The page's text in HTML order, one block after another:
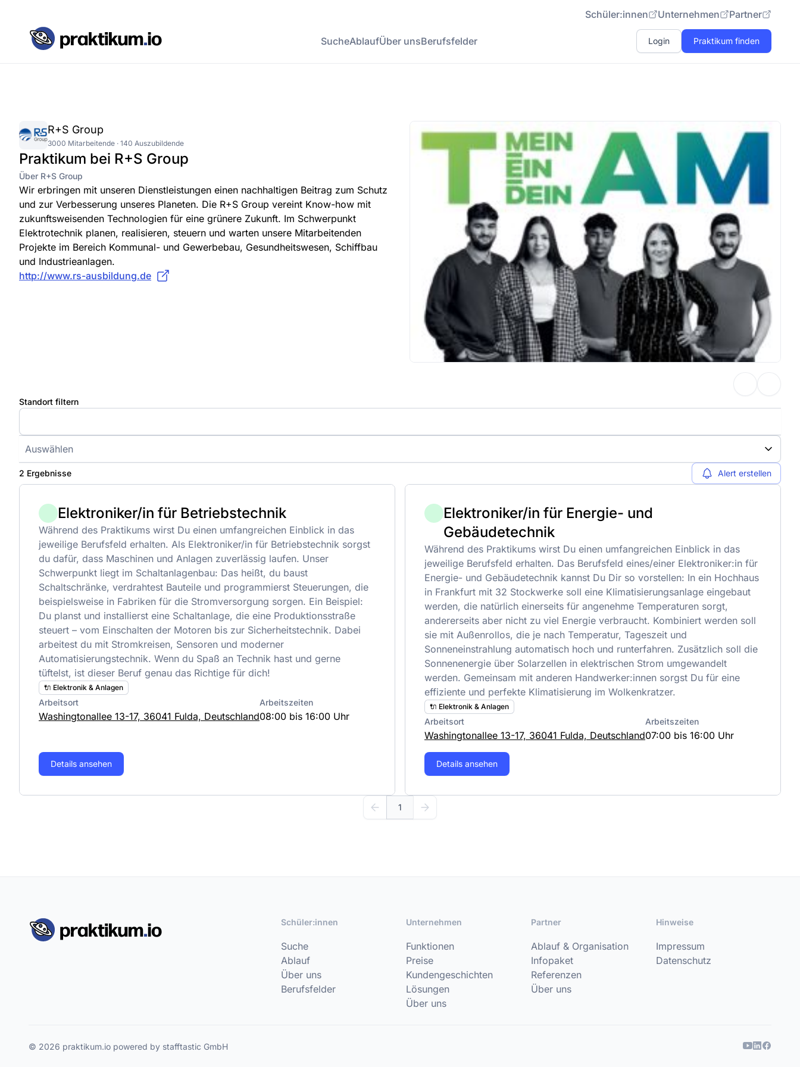
Schüler:innen Unternehmen Partner
SucheAblaufÜber unsBerufsfelder Login Praktikum finden
R+S Group
3000 Mitarbeitende · 140 Auszubildende
Praktikum bei R+S Group
Über R+S Group
Wir erbringen mit unseren Dienstleistungen einen nachhaltigen Beitrag zum Schutz
und zur Verbesserung unseres Planeten. Die R+S Group vereint Know-how mit
zukunftsweisenden Technologien für eine grünere Zukunft. Im Schwerpunkt
Elektrotechnik planen, realisieren, steuern und warten unsere Mitarbeitenden
Projekte im Bereich Kommunal- und Gewerbebau, Gesundheitswesen, Schiffbau
und Industrieanlagen.
http://www.rs-ausbildung.de
Standort filtern
Auswählen
2 Ergebnisse Alert erstellen
Elektroniker/in für Betriebstechnik
Während des Praktikums wirst Du einen umfangreichen Einblick in das
jeweilige Berufsfeld erhalten. Als Elektroniker/in für Betriebstechnik sorgst
du dafür, dass Maschinen und Anlagen zuverlässig laufen. Unser
Schwerpunkt liegt im Schaltanlagenbau: Das heißt, du baust
Schaltschränke, verdrahtest Bauteile und programmierst Steuerungen, die
beispielsweise in Fabriken für die Stromversorgung sorgen. Ein Beispiel:
Du planst und installierst eine Schaltanlage, die eine Produktionsstraße
steuert – vom Einschalten der Motoren bis zur Sicherheitstechnik. Dabei
arbeitest du mit Stromkreisen, Sensoren und moderner
Automatisierungstechnik. Wenn du Spaß an Technik hast und gerne
tüftelst, ist dieser Beruf genau das Richtige für dich!
🔌 Elektronik & Anlagen
Arbeitsort
Washingtonallee 13-17, 36041 Fulda, Deutschland
Arbeitszeiten
08:00 bis 16:00 Uhr
Details ansehen
Elektroniker/in für Energie- und
Gebäudetechnik
Während des Praktikums wirst Du einen umfangreichen Einblick in das
jeweilige Berufsfeld erhalten. Das Berufsfeld eines/einer Elektroniker:in für
Energie- und Gebäudetechnik kannst Du Dir so vorstellen: In ein Hochhaus
in Frankfurt mit 32 Stockwerke soll eine Klimatisierungsanlage eingebaut
werden, die natürlich einerseits für angenehme Temperaturen sorgt,
andererseits aber nicht zu viel Energie verbraucht. Kombiniert werden soll
sie mit Außenrollos, die je nach Temperatur, Tageszeit und
Sonneneinstrahlung automatisch hoch und runterfahren. Zusätzlich soll die
Sonnenenergie über Solarzellen in elektrischen Strom umgewandelt
werden. Gemeinsam mit anderen Handwerker:innen sorgst Du für eine
effiziente und perfekte Klimatisierung im Wolkenkratzer.
🔌 Elektronik & Anlagen
Arbeitsort
Washingtonallee 13-17, 36041 Fulda, Deutschland
Arbeitszeiten
07:00 bis 16:00 Uhr
Details ansehen
1
Schüler:innen
Suche
Ablauf
Über uns
Berufsfelder
Unternehmen
Funktionen
Preise
Kundengeschichten
Lösungen
Über uns
Partner
Ablauf & Organisation
Infopaket
Referenzen
Über uns
Hinweise
Impressum
Datenschutz
© 2026 praktikum.io powered by stafftastic GmbH